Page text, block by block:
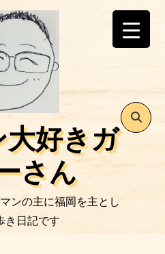
大好きガ
さん
ンの主に福岡を主とし
き日記です